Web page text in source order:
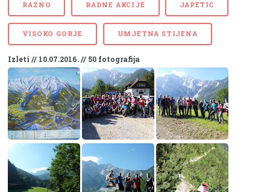
RAZNO RADNE AKCIJE JAPETIĆ
VISOKO GORJE UMJETNA STIJENA
Izleti // 10.07.2016. // 50 fotografija